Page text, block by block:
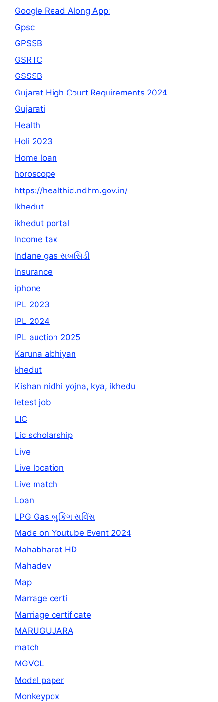
Google Read Along App:
Gpsc
GPSSB
GSRTC
GSSSB
Gujarat High Court Requirements 2024
Gujarati
Health
Holi 2023
Home loan
horoscope
https://healthid.ndhm.gov.in/
Ikhedut
ikhedut portal
Income tax
Indane gas સબસિડી
Insurance
iphone
IPL 2023
IPL 2024
IPL auction 2025
Karuna abhiyan
khedut
Kishan nidhi yojna, kya, ikhedu
letest job
LIC
Lic scholarship
Live
Live location
Live match
Loan
LPG Gas બુકિંગ સર્વિસ
Made on Youtube Event 2024
Mahabharat HD
Mahadev
Map
Marrage certi
Marriage certificate
MARUGUJARA
match
MGVCL
Model paper
Monkeypox